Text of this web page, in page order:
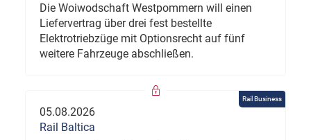
Die Woiwodschaft Westpommern will einen
Liefervertrag über drei fest bestellte
Elektrotriebzüge mit Optionsrecht auf fünf
weitere Fahrzeuge abschließen.
Rail Business
05.08.2026
Rail Baltica